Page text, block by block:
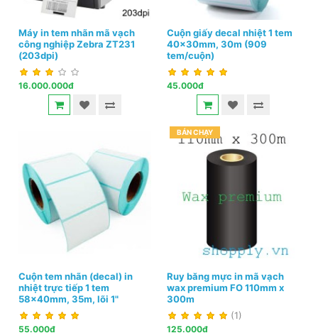
Máy in tem nhãn mã vạch
công nghiệp Zebra ZT231
(203dpi)
16.000.000đ
Cuộn giấy decal nhiệt 1 tem
40x30mm, 30m (909
tem/cuộn)
45.000đ
Cuộn tem nhãn (decal) in
nhiệt trực tiếp 1 tem
58x40mm, 35m, lõi 1"
55.000đ
BÁN CHẠY
Ruy băng mực in mã vạch
wax premium FO 110mm x
300m
(1)
125.000đ